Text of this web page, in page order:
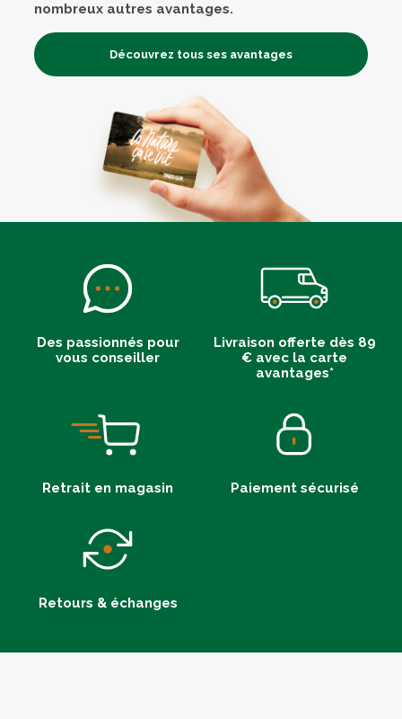
nombreux autres avantages.
Découvrez tous ses avantages
Des passionnés pour
vous conseiller
Livraison offerte dès 89
€ avec la carte
avantages*
Retrait en magasin Paiement sécurisé
Retours & échanges